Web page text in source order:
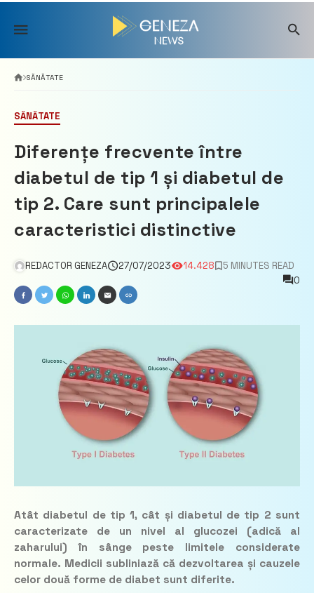
Skip
content
SĂNĂTATE
SĂNĂTATE
Diferențe frecvente între
diabetul de tip 1 și diabetul de
tip 2. Care sunt principalele
caracteristici distinctive
REDACTOR GENEZA 27/07/2023 14.428
5 MINUTES READ
0
Atât diabetul de tip 1, cât și diabetul de tip 2 sunt
caracterizate de un nivel al glucozei (adică al
zaharului) în sânge peste limitele considerate
normale. Medicii subliniază că dezvoltarea și cauzele
celor două forme de diabet sunt diferite.